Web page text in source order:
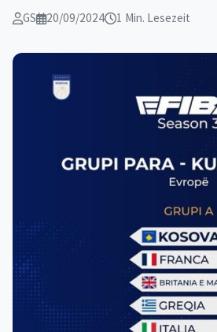
GS 20/09/2024 1 Min. Lesezeit